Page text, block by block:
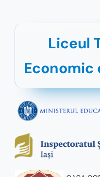
Liceul
Economic